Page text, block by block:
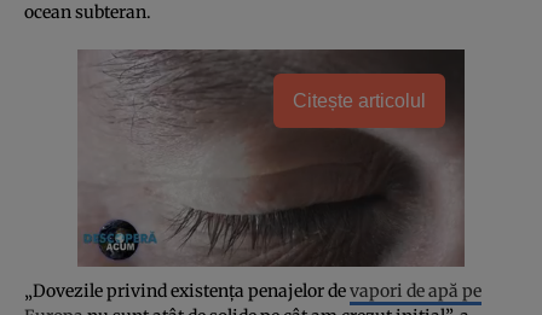
ocean subteran.
Citește articolul
„Dovezile privind existența penajelor devapori de apă pe